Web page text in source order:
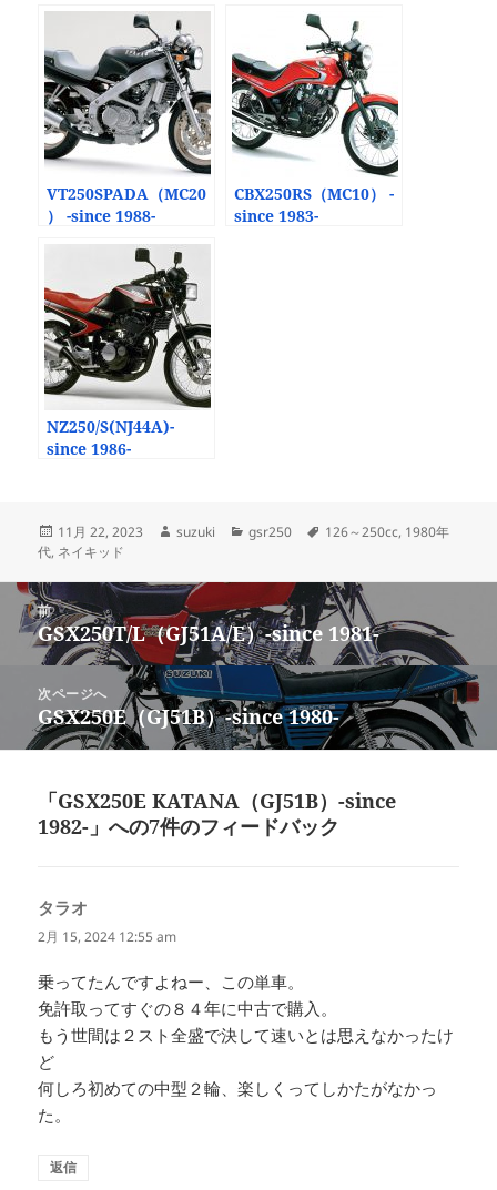
VT250SPADA（MC20
） -since 1988-
CBX250RS（MC10） -
since 1983-
NZ250/S(NJ44A)-
since 1986-
投
稿
11月 22, 2023
作
suzuki
カ
ー
gsr250
タ
126～250cc, 1980年
代, ネイキッド
シ
前
前
の
投
稿:
GSX250T/L（GJ51A/E）-since 1981-
次ページへ
次
の
稿:
GSX250E（GJ51B）-since 1980-
「GSX250E KATANA（GJ51B）-since
1982-」への7件のフィードバック
タラオ
り:
2月 15, 2024 12:55 am
乗ってたんですよねー、この単車。
免許取ってすぐの８４年に中古で購入。
もう世間は２スト全盛で決して速いとは思えなかったけ
ど
何しろ初めての中型２輪、楽しくってしかたがなかっ
た。
返信